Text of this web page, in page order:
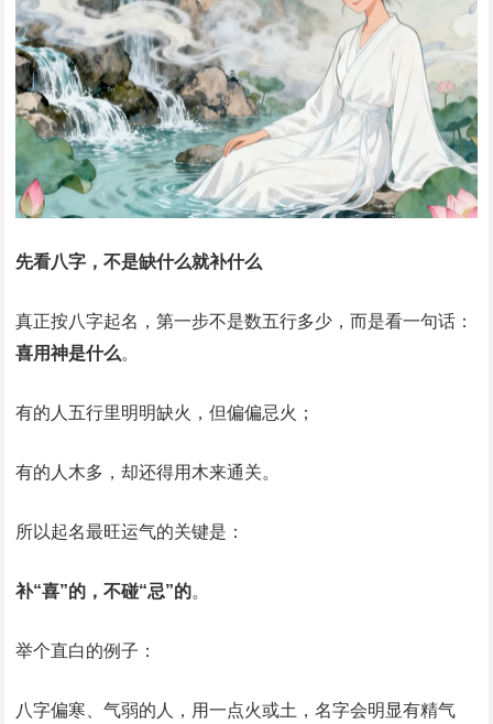
先看八字，不是缺什么就补什么
真正按八字起名，第一步不是数五行多少，而是看一句话：
喜用神是什么。
有的人五行里明明缺火，但偏偏忌火；
有的人木多，却还得用木来通关。
所以起名最旺运气的关键是：
补“喜”的，不碰“忌”的。
举个直白的例子：
八字偏寒、气弱的人，用一点火或土，名字会明显有精气